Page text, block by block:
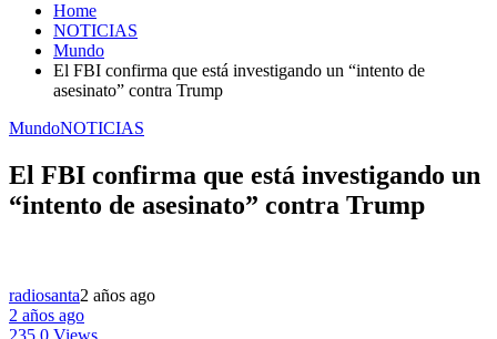
Home
NOTICIAS
Mundo
El FBI confirma que está investigando un “intento de
asesinato” contra Trump
MundoNOTICIAS
El FBI confirma que está investigando un
“intento de asesinato” contra Trump
radiosanta2 años ago
2 años ago
235,0 Views